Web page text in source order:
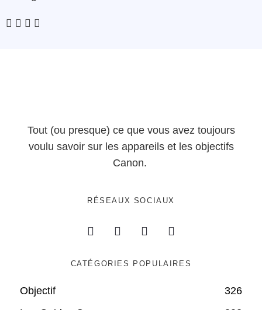
Tout (ou presque) ce que vous avez toujours
voulu savoir sur les appareils et les objectifs
Canon.
RÉSEAUX SOCIAUX
CATÉGORIES POPULAIRES
Objectif
326